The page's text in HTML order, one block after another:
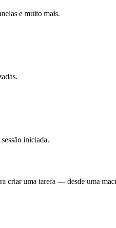
e muito mais.
iniciada.
criar uma tarefa — desde uma